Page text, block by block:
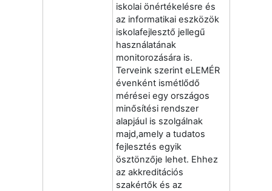
iskolai önértékelésre és
az informatikai eszközök
iskolafejlesztő jellegű
használatának
monitorozására is.
Terveink szerint eLEMÉR
évenként ismétlődő
mérései egy országos
minősítési rendszer
alapjául is szolgálnak
majd,amely a tudatos
fejlesztés egyik
ösztönzője lehet. Ehhez
az akkreditációs
szakértők és az